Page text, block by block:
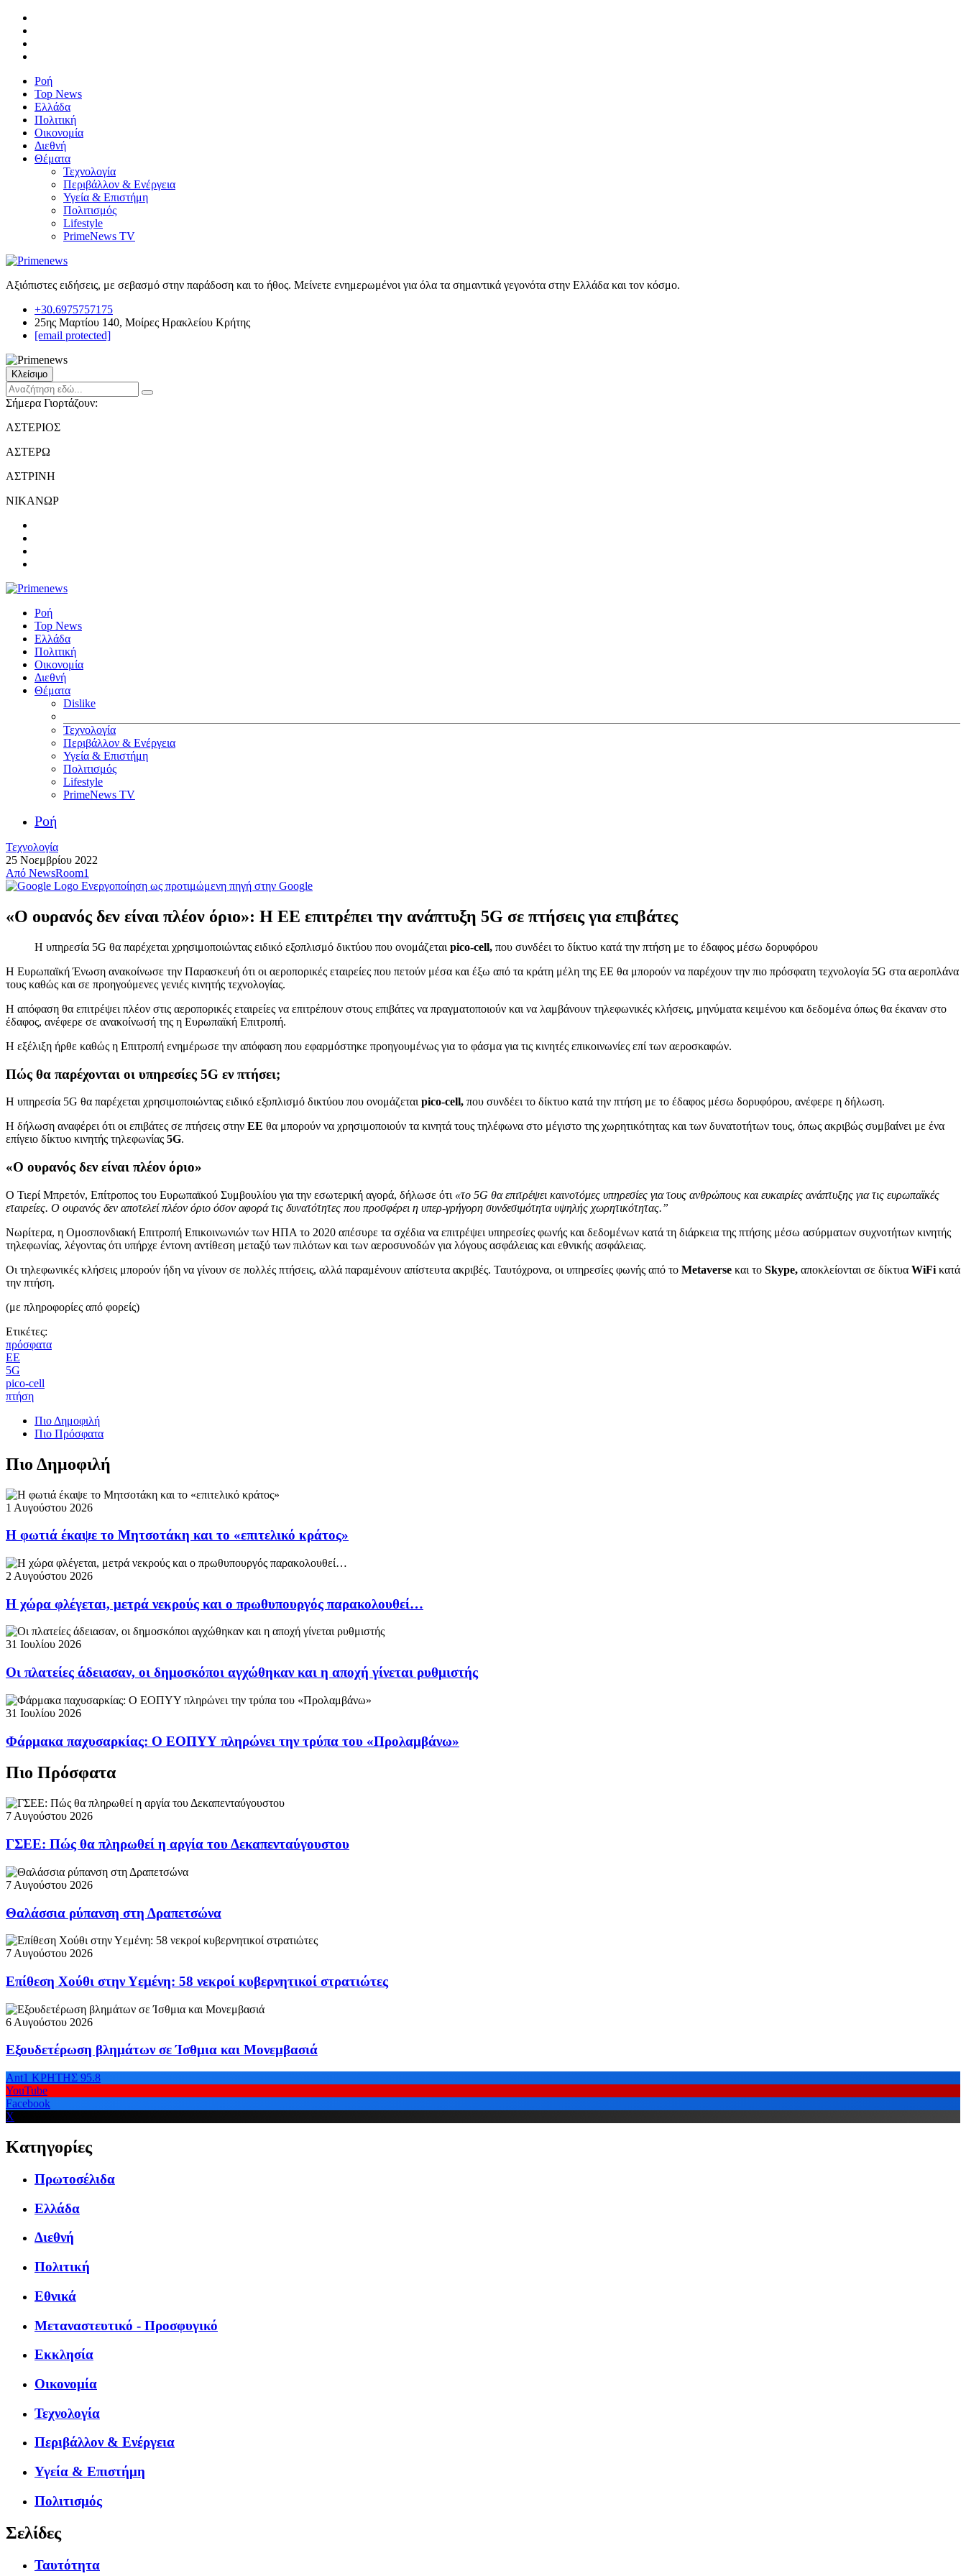
Ροή
Top News
Ελλάδα
Πολιτική
Οικονομία
Διεθνή
Θέματα
Τεχνολογία
Περιβάλλον & Ενέργεια
Υγεία & Επιστήμη
Πολιτισμός
Lifestyle
PrimeNews TV
Αξιόπιστες ειδήσεις, με σεβασμό στην παράδοση και το ήθος. Μείνετε ενημερωμένοι για όλα τα σημαντικά γεγονότα στην Ελλάδα και τον κόσμο.
+30.6975757175
25ης Μαρτίου 140, Μοίρες Ηρακλείου Κρήτης
[email protected]
Κλείσιμο
Σήμερα Γιορτάζουν:
ΑΣΤΕΡΙΟΣ
ΑΣΤΕΡΩ
ΑΣΤΡΙΝΗ
ΝΙΚΑΝΩΡ
Ροή
Top News
Ελλάδα
Πολιτική
Οικονομία
Διεθνή
Θέματα
Dislike
Τεχνολογία
Περιβάλλον & Ενέργεια
Υγεία & Επιστήμη
Πολιτισμός
Lifestyle
PrimeNews TV
Ροή
Τεχνολογία
25 Νοεμβρίου 2022
Από NewsRoom1
Ενεργοποίηση ως προτιμώμενη πηγή στην Google
«Ο ουρανός δεν είναι πλέον όριο»: Η ΕΕ επιτρέπει την ανάπτυξη 5G σε πτήσεις για επιβάτες
Η υπηρεσία 5G θα παρέχεται χρησιμοποιώντας ειδικό εξοπλισμό δικτύου που ονομάζεται pico-cell, που συνδέει το δίκτυο κατά την πτήση με το έδαφος μέσω δορυφόρου
Η Ευρωπαϊκή Ένωση ανακοίνωσε την Παρασκευή ότι οι αεροπορικές εταιρείες που πετούν μέσα και έξω από τα κράτη μέλη της ΕΕ θα μπορούν να παρέχουν την πιο πρόσφατη τεχνολογία 5G στα αεροπλάνα
τους καθώς και σε προηγούμενες γενιές κινητής τεχνολογίας.
Η απόφαση θα επιτρέψει πλέον στις αεροπορικές εταιρείες να επιτρέπουν στους επιβάτες να πραγματοποιούν και να λαμβάνουν τηλεφωνικές κλήσεις, μηνύματα κειμένου και δεδομένα όπως θα έκαναν στο
έδαφος, ανέφερε σε ανακοίνωσή της η Ευρωπαϊκή Επιτροπή.
Η εξέλιξη ήρθε καθώς η Επιτροπή ενημέρωσε την απόφαση που εφαρμόστηκε προηγουμένως για το φάσμα για τις κινητές επικοινωνίες επί των αεροσκαφών.
Πώς θα παρέχονται οι υπηρεσίες 5G εν πτήσει;
Η υπηρεσία 5G θα παρέχεται χρησιμοποιώντας ειδικό εξοπλισμό δικτύου που ονομάζεται pico-cell, που συνδέει το δίκτυο κατά την πτήση με το έδαφος μέσω δορυφόρου, ανέφερε η δήλωση.
Η δήλωση αναφέρει ότι οι επιβάτες σε πτήσεις στην ΕΕ θα μπορούν να χρησιμοποιούν τα κινητά τους τηλέφωνα στο μέγιστο της χωρητικότητας και των δυνατοτήτων τους, όπως ακριβώς συμβαίνει με ένα
επίγειο δίκτυο κινητής τηλεφωνίας 5G.
«Ο ουρανός δεν είναι πλέον όριο»
Ο Τιερί Μπρετόν, Επίτροπος του Ευρωπαϊκού Συμβουλίου για την εσωτερική αγορά, δήλωσε ότι «το 5G θα επιτρέψει καινοτόμες υπηρεσίες για τους ανθρώπους και ευκαιρίες ανάπτυξης για τις ευρωπαϊκές
εταιρείες. Ο ουρανός δεν αποτελεί πλέον όριο όσον αφορά τις δυνατότητες που προσφέρει η υπερ-γρήγορη συνδεσιμότητα υψηλής χωρητικότητας.”
Νωρίτερα, η Ομοσπονδιακή Επιτροπή Επικοινωνιών των ΗΠΑ το 2020 απέσυρε τα σχέδια να επιτρέψει υπηρεσίες φωνής και δεδομένων κατά τη διάρκεια της πτήσης μέσω ασύρματων συχνοτήτων κινητής
τηλεφωνίας, λέγοντας ότι υπήρχε έντονη αντίθεση μεταξύ των πιλότων και των αεροσυνοδών για λόγους ασφάλειας και εθνικής ασφάλειας.
Οι τηλεφωνικές κλήσεις μπορούν ήδη να γίνουν σε πολλές πτήσεις, αλλά παραμένουν απίστευτα ακριβές. Ταυτόχρονα, οι υπηρεσίες φωνής από το Metaverse και το Skype, αποκλείονται σε δίκτυα WiFi κατά
την πτήση.
(με πληροφορίες από φορείς)
Ετικέτες:
πρόσφατα
ΕΕ
5G
pico-cell
πτήση
Πιο Δημοφιλή
Πιο Πρόσφατα
Πιο Δημοφιλή
1 Αυγούστου 2026
Η φωτιά έκαψε το Μητσοτάκη και το «επιτελικό κράτος»
2 Αυγούστου 2026
Η χώρα φλέγεται, μετρά νεκρούς και ο πρωθυπουργός παρακολουθεί…
31 Ιουλίου 2026
Οι πλατείες άδειασαν, οι δημοσκόποι αγχώθηκαν και η αποχή γίνεται ρυθμιστής
31 Ιουλίου 2026
Φάρμακα παχυσαρκίας: Ο ΕΟΠΥΥ πληρώνει την τρύπα του «Προλαμβάνω»
Πιο Πρόσφατα
7 Αυγούστου 2026
ΓΣΕΕ: Πώς θα πληρωθεί η αργία του Δεκαπενταύγουστου
7 Αυγούστου 2026
Θαλάσσια ρύπανση στη Δραπετσώνα
7 Αυγούστου 2026
Επίθεση Χούθι στην Υεμένη: 58 νεκροί κυβερνητικοί στρατιώτες
6 Αυγούστου 2026
Εξουδετέρωση βλημάτων σε Ίσθμια και Μονεμβασιά
Ant1 ΚΡΗΤΗΣ 95.8
YouTube
Facebook
X
Κατηγορίες
Πρωτοσέλιδα
Ελλάδα
Διεθνή
Πολιτική
Εθνικά
Μεταναστευτικό - Προσφυγικό
Εκκλησία
Οικονομία
Τεχνολογία
Περιβάλλον & Ενέργεια
Υγεία & Επιστήμη
Πολιτισμός
Σελίδες
Ταυτότητα